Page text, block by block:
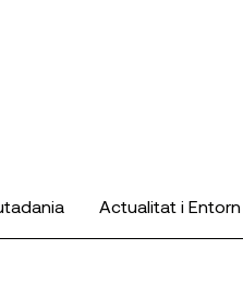
Actualitat i Entorn